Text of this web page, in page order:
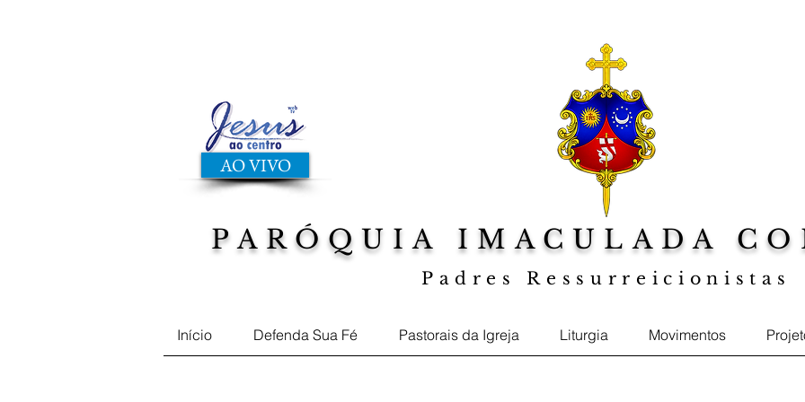
AO VIVO
PARÓQUIA IMACULADA
Padres Ressurreicionistas
Musicas, Filmes, Defenda sua Fé, Web TV Jesus ao Centro,
Início Defenda Sua Fé Pastorais da Igreja Liturgia Movimentos